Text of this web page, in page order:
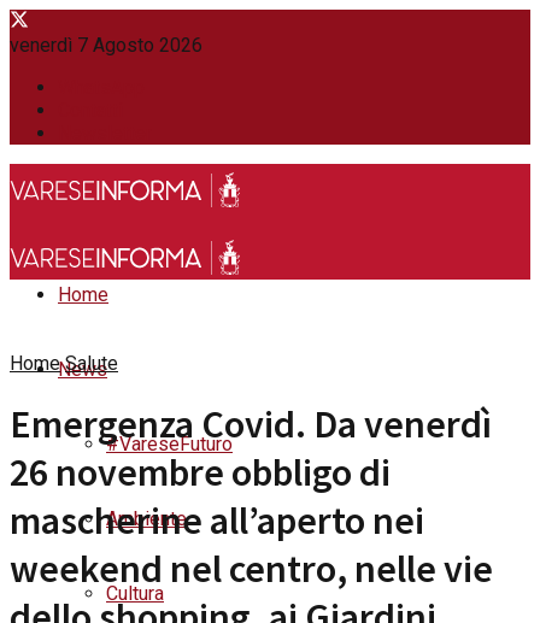
venerdì 7 Agosto 2026
Home
News
#VareseFuturo
Ambiente
Cultura
Home Salute
Emergenza Covid. Da venerdì
26 novembre obbligo di
mascherine all’aperto nei
weekend nel centro, nelle vie